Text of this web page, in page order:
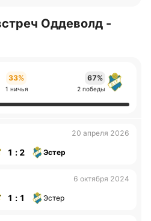
Оддеволд -
33%
1 ничья
67%
2 победы
20 апреля 2026
1 : 2 Эстер
6 октября 2024
1 : 1 Эстер